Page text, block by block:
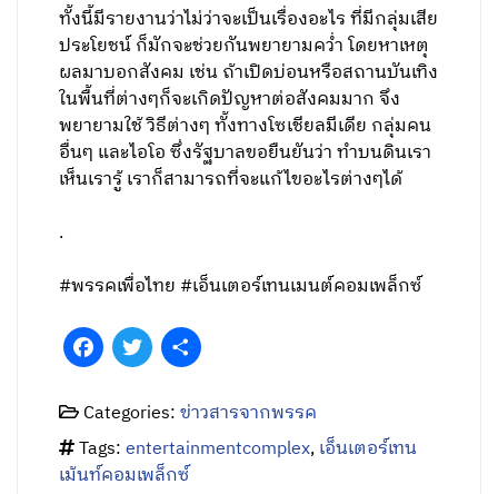
ทั้งนี้มีรายงานว่าไม่ว่าจะเป็นเรื่องอะไร ที่มีกลุ่มเสีย
ประโยชน์ ก็มักจะช่วยกันพยายามคว่ำ โดยหาเหตุ
ผลมาบอกสังคม เช่น ถ้าเปิดบ่อนหรือสถานบันเทิง
ในพื้นที่ต่างๆก็จะเกิดปัญหาต่อสังคมมาก จึง
พยายามใช้ วิธีต่างๆ ทั้งทางโซเชียลมีเดีย กลุ่มคน
อื่นๆ และไอโอ ซึ่งรัฐบาลขอยืนยันว่า ทำบนดินเรา
เห็นเรารู้ เราก็สามารถที่จะแก้ไขอะไรต่างๆได้
.
#พรรคเพื่อไทย #เอ็นเตอร์เทนเมนต์คอมเพล็กซ์
FacebookTwitter
Categories:ข่าวสารจากพรรค
Tags:entertainmentcomplex,เอ็นเตอร์เทน
เม้นท์คอมเพล็กซ์